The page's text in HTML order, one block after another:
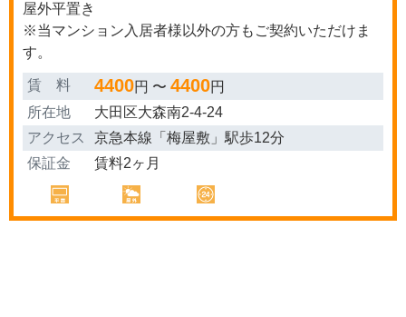
屋外平置き
※当マンション入居者様以外の方もご契約いただけま
す。
賃 料 4400円 〜 4400円
所在地
大田区大森南2-4-24
アクセス
京急本線「梅屋敷」駅歩12分
保証金
賃料2ヶ月